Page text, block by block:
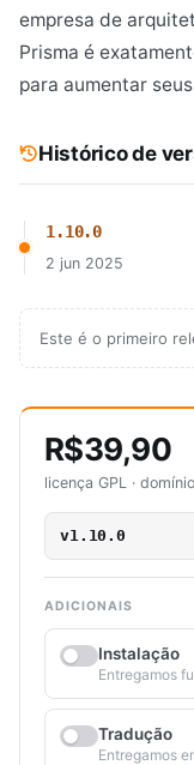
empresa de
Prisma é
para aumentar
Histórico de
1.10.0
2 jun 2025
Este é o primeiro
R$39,90
licença GPL ·
v1.10.0
ADICIONAIS
Instalação
Entregamos
Tradução
Entregamos